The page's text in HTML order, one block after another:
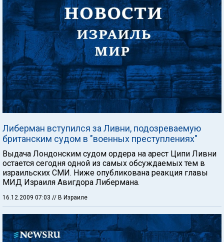
Либерман вступился за Ливни, подозреваемую
британским судом в "военных преступлениях"
Выдача Лондонским судом ордера на арест Ципи Ливни
остается сегодня одной из самых обсуждаемых тем в
израильских СМИ. Ниже опубликована реакция главы
МИД Израиля Авигдора Либермана.
16.12.2009 07:03 // В Израиле